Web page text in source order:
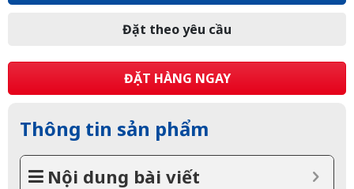
Đặt theo yêu cầu
ĐẶT HÀNG NGAY
Thông tin sản phẩm
Nội dung bài viết